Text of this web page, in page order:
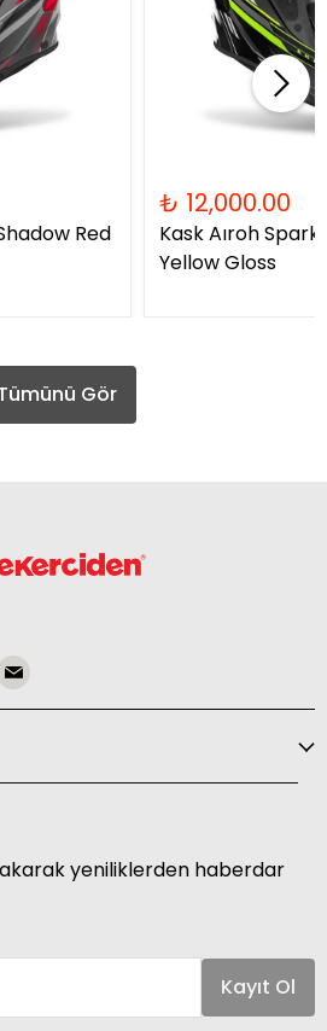
Red
₺ 12,000.00
Kask Aıroh
Yellow Gloss
Gör
yeniliklerden haberdar
Kayıt Ol